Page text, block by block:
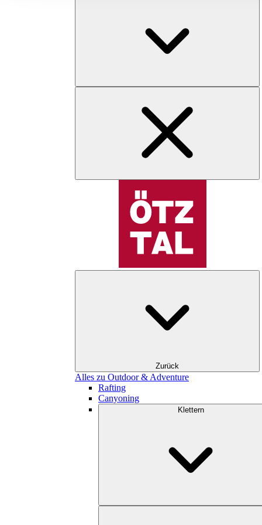
Zurück
Alles zu Outdoor & Adventure
Rafting
Canyoning
Klettern